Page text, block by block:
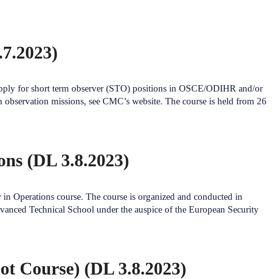
for short term observer (STO) positions in OSCE/ODIHR and/or
missions, see CMC’s website. The course is held from 26
(DL 3.8.2023)
Operations course. The course is organized and conducted in
Technical School under the auspice of the European Security
Course) (DL 3.8.2023)